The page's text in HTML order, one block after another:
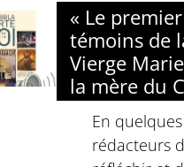
« Le
témoins de
Vierge
la mère du
En
rédacteurs